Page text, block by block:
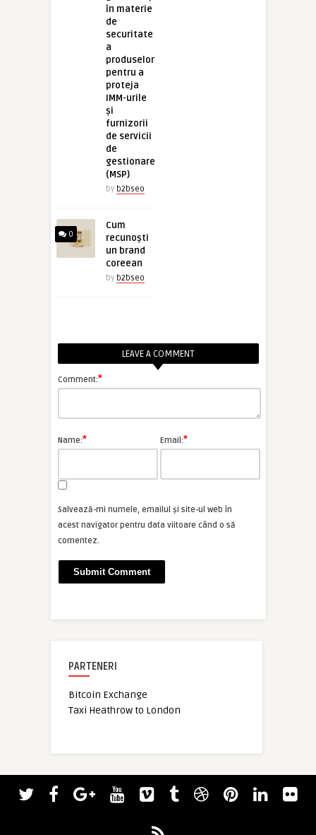
în materie
de
securitate
a
produselor
pentru a
proteja
IMM-urile
și
furnizorii
de servicii
de
gestionare
(MSP)
by b2bseo
0
Cum
recunoști
un brand
coreean
by b2bseo
LEAVE A COMMENT
Comment:*
Name:* Email:*
Salvează-mi numele, emailul și site-ul web în
acest navigator pentru data viitoare când o să
comentez.
PARTENERI
Bitcoin Exchange
Taxi Heathrow to London